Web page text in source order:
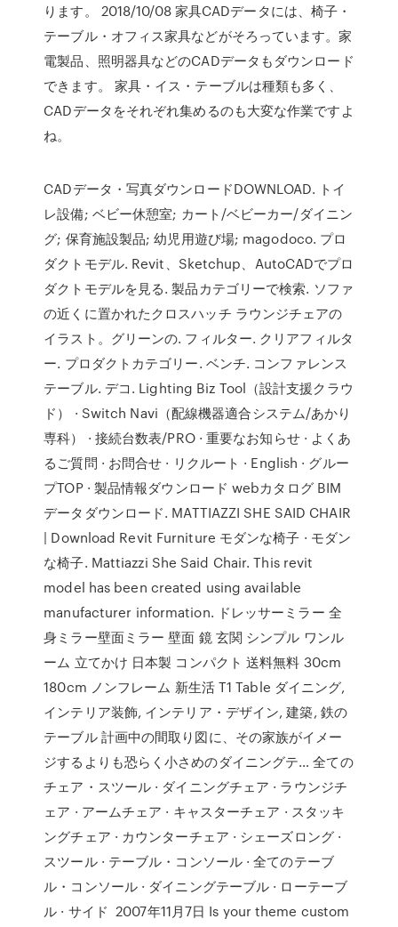
ります。 2018/10/08 家具CADデータには、椅子・
テーブル・オフィス家具などがそろっています。家
電製品、照明器具などのCADデータもダウンロード
できます。 家具・イス・テーブルは種類も多く、
CADデータをそれぞれ集めるのも大変な作業ですよ
ね。
CADデータ・写真ダウンロードDOWNLOAD. トイ
レ設備; ベビー休憩室; カート/ベビーカー/ダイニン
グ; 保育施設製品; 幼児用遊び場; magodoco. プロ
ダクトモデル. Revit、Sketchup、AutoCADでプロ
ダクトモデルを見る. 製品カテゴリーで検索. ソファ
の近くに置かれたクロスハッチ ラウンジチェアの
イラスト。グリーンの. フィルター. クリアフィルタ
ー. プロダクトカテゴリー. ベンチ. コンファレンス
テーブル. デコ. Lighting Biz Tool（設計支援クラウ
ド） · Switch Navi（配線機器適合システム/あかり
専科） · 接続台数表/PRO · 重要なお知らせ · よくあ
るご質問 · お問合せ · リクルート · English · グルー
プTOP · 製品情報ダウンロード webカタログ BIM
データダウンロード. MATTIAZZI SHE SAID CHAIR
| Download Revit Furniture モダンな椅子 · モダン
な椅子. Mattiazzi She Said Chair. This revit
model has been created using available
manufacturer information. ドレッサーミラー 全
身ミラー壁面ミラー 壁面 鏡 玄関 シンプル ワンル
ーム 立てかけ 日本製 コンパクト 送料無料 30cm
180cm ノンフレーム 新生活 T1 Table ダイニング,
インテリア装飾, インテリア・デザイン, 建築, 鉄の
テーブル 計画中の間取り図に、その家族がイメー
ジするよりも恐らく小さめのダイニングテ… 全ての
チェア・スツール · ダイニングチェア · ラウンジチ
ェア · アームチェア · キャスターチェア · スタッキ
ングチェア · カウンターチェア · シェーズロング ·
スツール · テーブル・コンソール · 全てのテーブ
ル・コンソール · ダイニングテーブル · ローテーブ
ル · サイド 2007年11月7日 Is your theme custom